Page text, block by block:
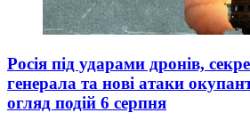
Росія під ударами дронів,
генерала та нові атаки
огляд подій 6 серпня